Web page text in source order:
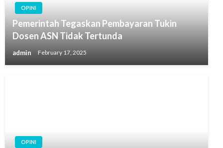
OPINI
Pemerintah Tegaskan Pembayaran Tukin
Dosen ASN Tidak Tertunda
admin February 17, 2025
OPINI